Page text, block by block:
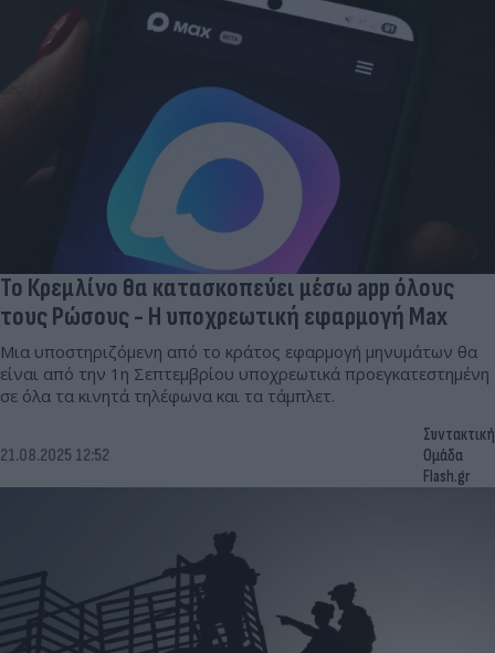
Το Κρεμλίνο θα κατασκοπεύει μέσω app όλους
τους Ρώσους - Η υποχρεωτική εφαρμογή Max
Μια υποστηριζόμενη από το κράτος εφαρμογή μηνυμάτων θα
είναι από την 1η Σεπτεμβρίου υποχρεωτικά προεγκατεστημένη
σε όλα τα κινητά τηλέφωνα και τα τάμπλετ.
21.08.2025 12:52
Συντακτική
Ομάδα
Flash.gr